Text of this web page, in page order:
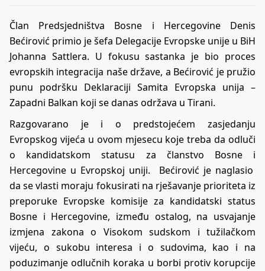
Član Predsjedništva Bosne i Hercegovine Denis
Bećirović primio je šefa Delegacije Evropske unije u BiH
Johanna Sattlera. U fokusu sastanka je bio proces
evropskih integracija naše države, a Bećirović je pružio
punu podršku Deklaraciji Samita Evropska unija –
Zapadni Balkan koji se danas održava u Tirani.
Razgovarano je i o predstojećem zasjedanju
Evropskog vijeća u ovom mjesecu koje treba da odluči
o kandidatskom statusu za članstvo Bosne i
Hercegovine u Evropskoj uniji. Bećirović je naglasio
da se vlasti moraju fokusirati na rješavanje prioriteta iz
preporuke Evropske komisije za kandidatski status
Bosne i Hercegovine, između ostalog, na usvajanje
izmjena zakona o Visokom sudskom i tužilačkom
vijeću, o sukobu interesa i o sudovima, kao i na
poduzimanje odlučnih koraka u borbi protiv korupcije